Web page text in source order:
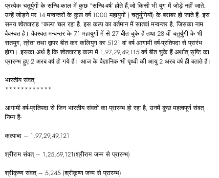
प्रत्येक चतुर्युगी के सन्धि-काल में कुछ “सन्धि-वर्ष’ होते हैं,जो किसी भी युग में जोड़े नहीं जाते.
उन्हें जोड़ने पर 14 मन्वन्तरों के कुल वर्ष 1000 महायुगों ( चतुर्युगियों) के बराबर हो जाते हैं. इस
समय श्वेतवाराह “कल्प’ चल रहा है. इस कल्प का वर्तमान में सातवां मन्वन्तर है, जिसका नाम
वैवस्वत है। वैवस्वत मन्वन्तर के 71 महायुगों में से 27 बीत चुके हैं तथा 28 वीं चतुर्युगी के भी
सतयुग, त्रेता तथा द्वापर बीत कर कलियुग का 5121 वां वर्ष आगामी वर्ष-प्रतिपदा से प्रारंभ
होगा। इसका अर्थ है कि श्वेतवाराह कल्प में 1,97,29,49,115 वर्ष बीत चुके हैं अर्थात्‌ सृष्टि का
प्रारम्भ हुए 2 अरब वर्ष हो गये हैं। आज के वैज्ञानिक भी पृथ्वी की आयु 2 अरब वर्ष ही बताते हैं।
भारतीय संवत्‌
************
आगामी वर्ष-प्रतिपदा से जिन भारतीय संवतों का प्रारम्भ हो रहा है, उनमें कुछ महत्वपूर्ण संवत्‌
निम्न हैं-
कल्पाब्द – 1,97,29,49,121
श्रीराम संवत्‌ – 1,25,69,121(श्रीराम जन्म से प्रारम्भ)
श्रीकृष्ण संवत्‌ – 5,245 (श्रीकृष्ण जन्म से प्रारम्भ)